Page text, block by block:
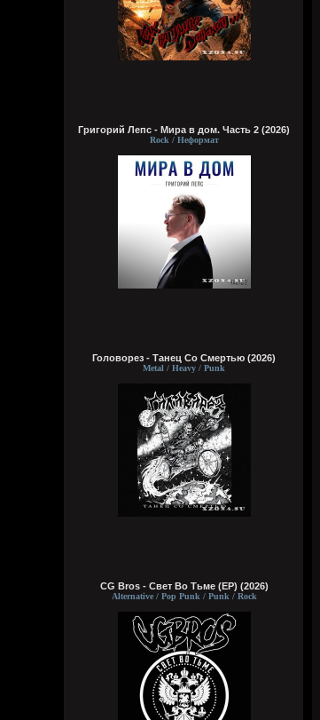
Григорий Лепс - Мира в дом. Часть 2 (2026)
Rock / Неформат
Головорез - Tанец Со Смертью (2026)
Metal / Heavy / Punk
CG Bros - Свет Во Тьме (EP) (2026)
Alternative / Pop Punk / Punk / Rock